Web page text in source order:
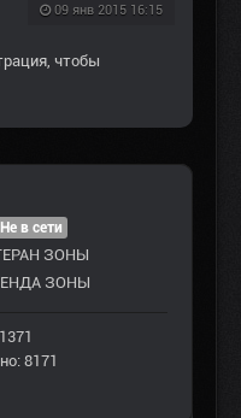
09 янв 2015 16:15
, чтобы
Не в сети
ЗOНЫ
ЗОНЫ
8171